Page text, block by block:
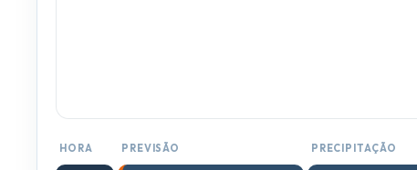
HORA PREVISÃO PRECIPITAÇÃO